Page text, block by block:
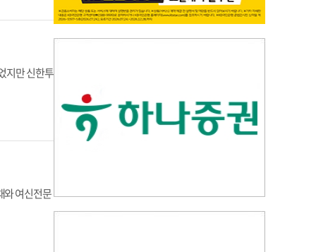
지만 신한투
와 여신전문